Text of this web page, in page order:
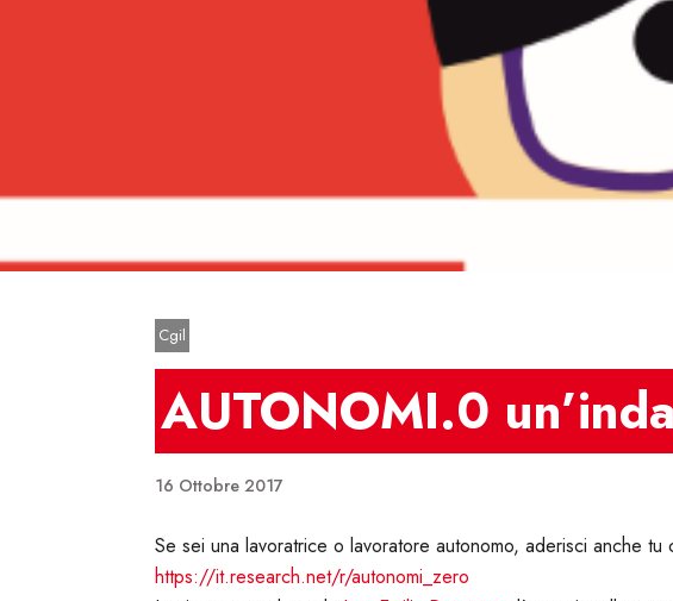
Cgil
AUTONOMI.0
16 Ottobre 2017
Se sei una lavoratrice o lavoratore autonomo, aderisci anche tu
https://it.research.net/r/autonomi_zero